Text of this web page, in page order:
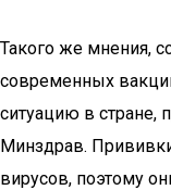
Такого же мнения,
современных
ситуацию в стране,
Минздрав.
вирусов, поэтому